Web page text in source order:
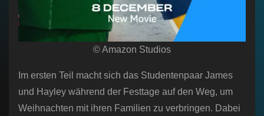
© Amazon Studios
Im ersten Teil macht sich das Studentenpaar James
und Hayley während der Festtage auf den Weg, um
Weihnachten mit ihren Familien zu verbringen. Dabei